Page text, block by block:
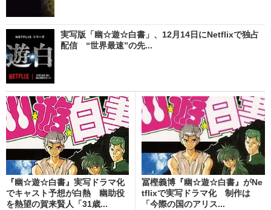
実写版「幽☆遊☆白書」、12月14日にNetflixで独占
配信 “世界最速”の先...
『幽☆遊☆白書』実写ドラマ化
でキャスト予想が白熱 幽助役
を熱望の賀来賢人「31歳...
冨樫義博『幽☆遊☆白書』がNe
tflixで実写ドラマ化 制作は
「今際の国のアリス...